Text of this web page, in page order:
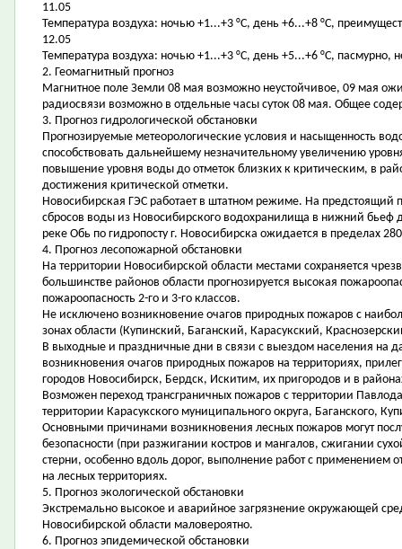
11.05
Температура воздуха: ночью +1...+3 °С, день +6...+8 °С,
12.05
Температура воздуха: ночью +1...+3 °С, день +5...+6 °С,
2. Геомагнитный прогноз
Магнитное поле Земли 08 мая возможно неустойчивое, 09 мая
радиосвязи возможно в отдельные часы суток 08 мая. Общее
3. Прогноз гидрологической обстановки
Прогнозируемые метеорологические условия и насыщенность
способствовать дальнейшему незначительному увеличению
повышение уровня воды до отметок близких к критическим, в
достижения критической отметки.
Новосибирская ГЭС работает в штатном режиме. На предстоящий
сбросов воды из Новосибирского водохранилища в нижний бьеф
реке Обь по гидропосту г. Новосибирска ожидается в пределах
4. Прогноз лесопожарной обстановки
На территории Новосибирской области местами сохраняется
большинстве районов области прогнозируется высокая
пожароопасность 2-го и 3-го классов.
Не исключено возникновение очагов природных пожаров с
зонах области (Купинский, Баганский, Карасукский,
В выходные и праздничные дни в связи с выездом населения на
возникновения очагов природных пожаров на территориях,
городов Новосибирск, Бердск, Искитим, их пригородов и в
Возможен переход трансграничных пожаров с территории
территории Карасукского муниципального округа, Баганского,
Основными причинами возникновения лесных пожаров могут
безопасности (при разжигании костров и мангалов, сжигании
стерни, особенно вдоль дорог, выполнение работ с применением
на лесных территориях.
5. Прогноз экологической обстановки
Экстремально высокое и аварийное загрязнение окружающей
Новосибирской области маловероятно.
6. Прогноз эпидемической обстановки